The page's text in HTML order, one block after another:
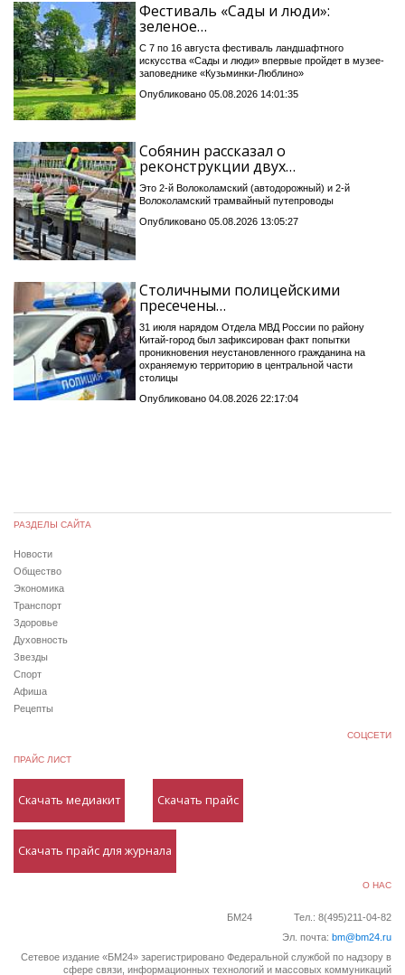
Фестиваль «Сады и люди»:
зеленое…
С 7 по 16 августа фестиваль ландшафтного
искусства «Сады и люди» впервые пройдет в музее-
заповеднике «Кузьминки-Люблино»
Опубликовано 05.08.2026 14:01:35
Собянин рассказал о
реконструкции двух…
Это 2-й Волоколамский (автодорожный) и 2-й
Волоколамский трамвайный путепроводы
Опубликовано 05.08.2026 13:05:27
Столичными полицейскими
пресечены…
31 июля нарядом Отдела МВД России по району
Китай-город был зафиксирован факт попытки
проникновения неустановленного гражданина на
охраняемую территорию в центральной части
столицы
Опубликовано 04.08.2026 22:17:04
РАЗДЕЛЫ САЙТА
Новости
Общество
Экономика
Транспорт
Здоровье
Духовность
Звезды
Спорт
Афиша
Рецепты
СОЦСЕТИ
ПРАЙС ЛИСТ
Скачать медиакит Скачать прайс
Скачать прайс для журнала
О НАС
БМ24
Тел.: 8(495)211-04-82
Эл. почта: bm@bm24.ru
Сетевое издание «БМ24» зарегистрировано Федеральной службой по надзору в
сфере связи, информационных технологий и массовых коммуникаций